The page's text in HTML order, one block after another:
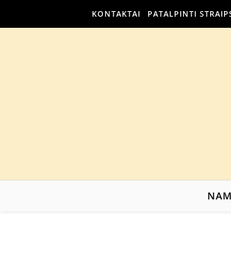
KONTAKTAI PATALPINTI